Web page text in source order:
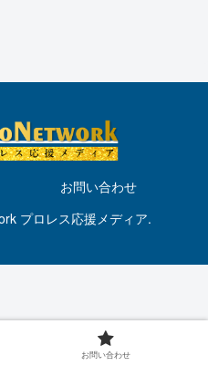
お問い合わせ
プロレス応援メディア.
お問い合わせ